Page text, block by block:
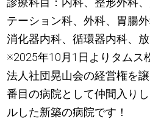
テーション科、外科、胃腸
消化器内科、循環器内科、
※2025年10月1日よりタムス
法人社団晃山会の経営権を
番目の病院として仲間入り
ルした新築の病院です！